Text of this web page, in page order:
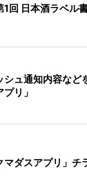
1回 日本酒ラベル
シュ通知内容など
プリ」
マダスアプリ」チ